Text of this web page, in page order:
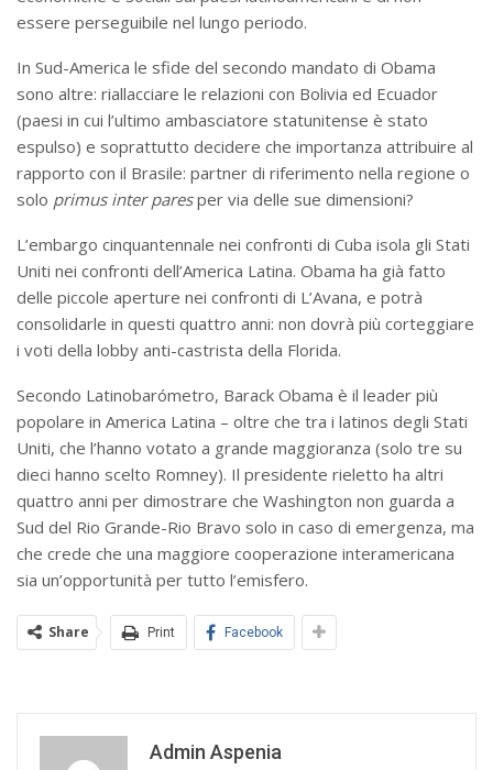
essere perseguibile nel lungo periodo.
In Sud-America le sfide del secondo mandato di Obama
sono altre: riallacciare le relazioni con Bolivia ed Ecuador
(paesi in cui l’ultimo ambasciatore statunitense è stato
espulso) e soprattutto decidere che importanza attribuire al
rapporto con il Brasile: partner di riferimento nella regione o
solo primus inter paresper via delle sue dimensioni?
L’embargo cinquantennale nei confronti di Cuba isola gli Stati
Uniti nei confronti dell’America Latina. Obama ha già fatto
delle piccole aperture nei confronti di L’Avana, e potrà
consolidarle in questi quattro anni: non dovrà più corteggiare
i voti della lobby anti-castrista della Florida.
Secondo Latinobarómetro, Barack Obama è il leader più
popolare in America Latina – oltre che tra i latinos degli Stati
Uniti, che l’hanno votato a grande maggioranza (solo tre su
dieci hanno scelto Romney). Il presidente rieletto ha altri
quattro anni per dimostrare che Washington non guarda a
Sud del Rio Grande-Rio Bravo solo in caso di emergenza, ma
che crede che una maggiore cooperazione interamericana
sia un’opportunità per tutto l’emisfero.
Share Print Facebook
Admin Aspenia